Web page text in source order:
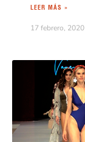
LEER MÁS »
17 febrero, 2020